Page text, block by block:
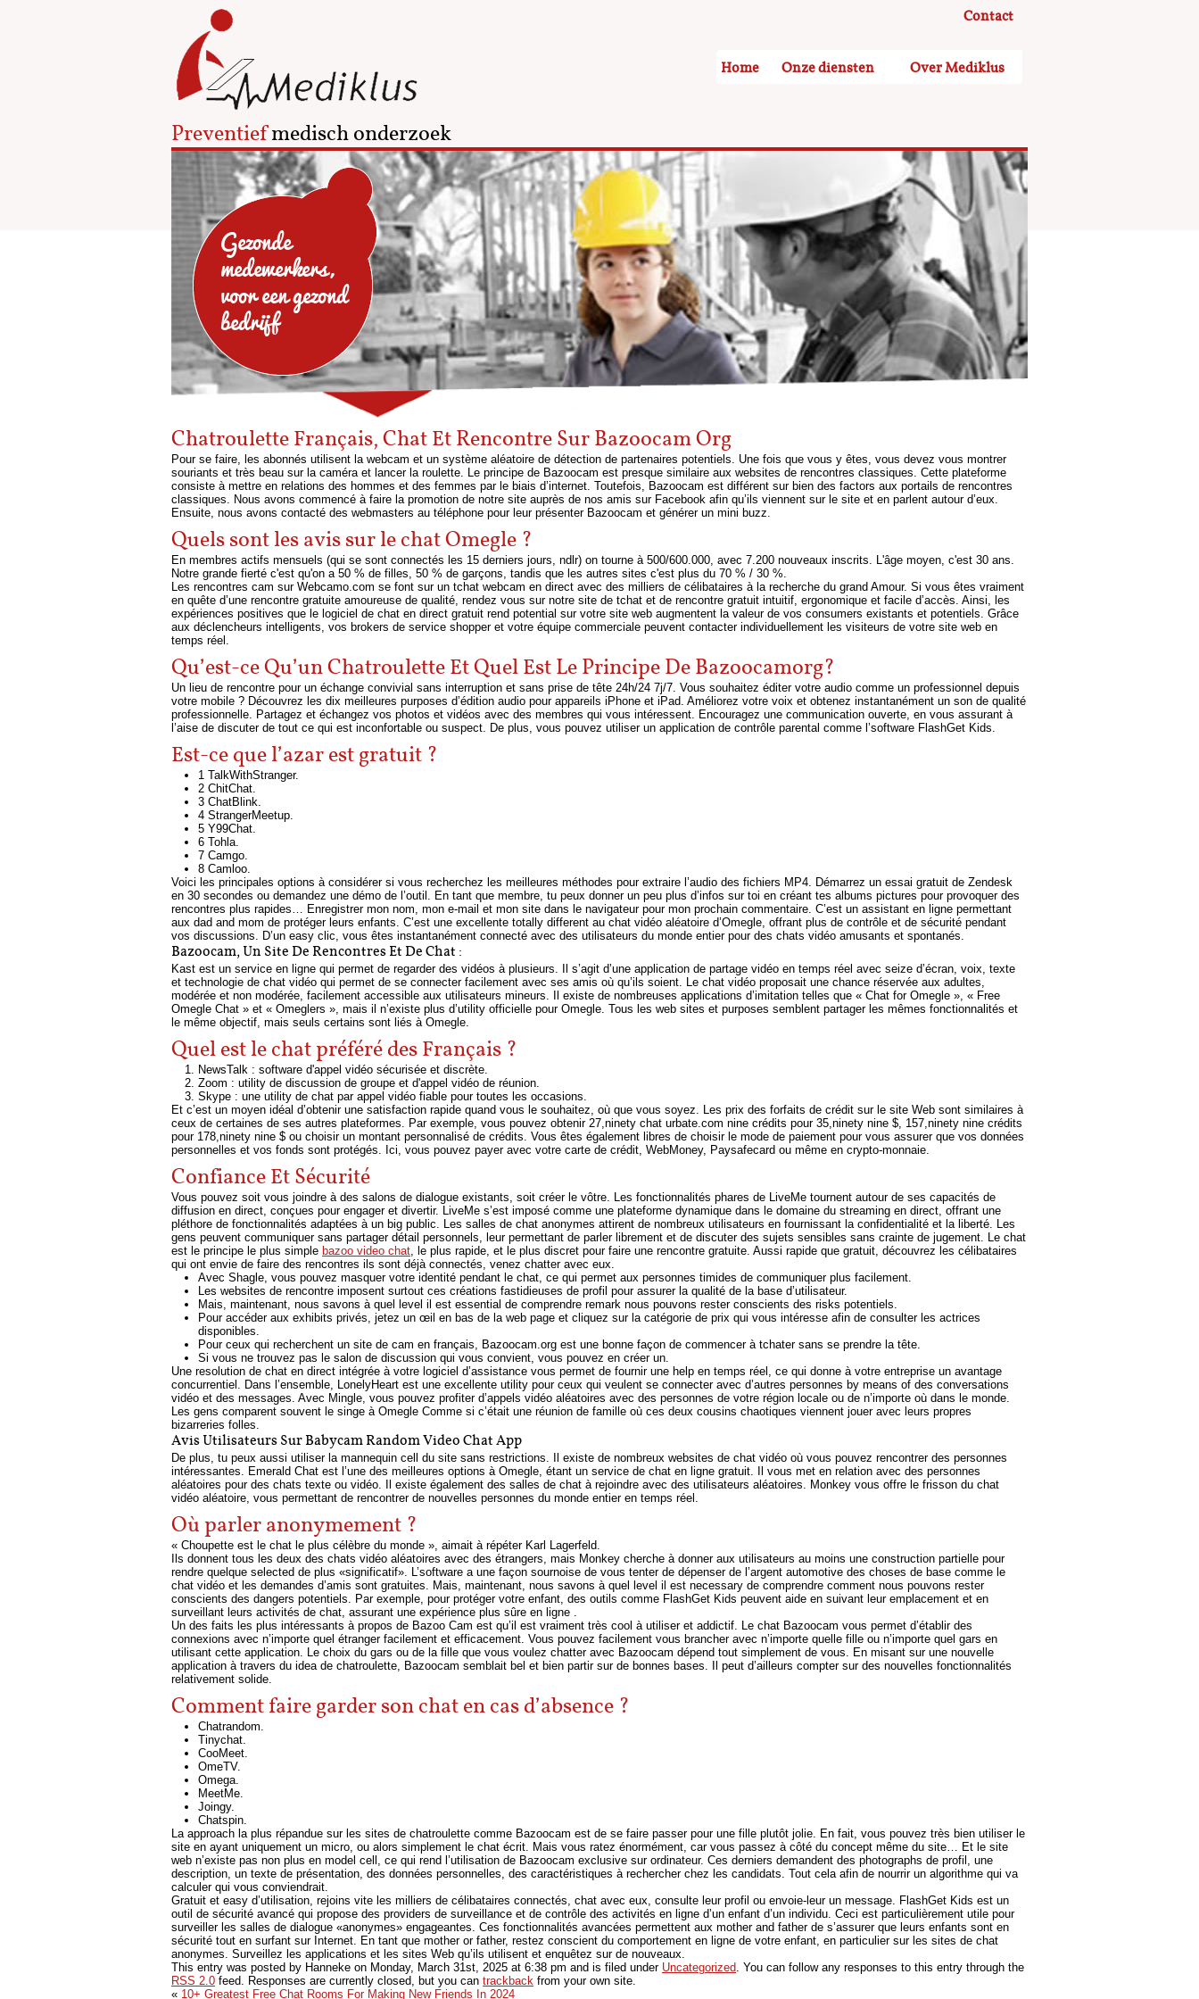
Preventiefmedisch onderzoek
Contact
Home Onze diensten Over Mediklus
Gezonde
medewerkers,
voor een gezond
bedrijf
Chatroulette Français, Chat Et Rencontre Sur Bazoocam Org
Pour se faire, les abonnés utilisent la webcam et un système aléatoire de détection de partenaires potentiels. Une fois que vous y êtes, vous devez vous montrer
souriants et très beau sur la caméra et lancer la roulette. Le principe de Bazoocam est presque similaire aux websites de rencontres classiques. Cette plateforme
consiste à mettre en relations des hommes et des femmes par le biais d’internet. Toutefois, Bazoocam est différent sur bien des factors aux portails de rencontres
classiques. Nous avons commencé à faire la promotion de notre site auprès de nos amis sur Facebook afin qu’ils viennent sur le site et en parlent autour d’eux.
Ensuite, nous avons contacté des webmasters au téléphone pour leur présenter Bazoocam et générer un mini buzz.
Quels sont les avis sur le chat Omegle ?
En membres actifs mensuels (qui se sont connectés les 15 derniers jours, ndlr) on tourne à 500/600.000, avec 7.200 nouveaux inscrits. L'âge moyen, c'est 30 ans.
Notre grande fierté c'est qu'on a 50 % de filles, 50 % de garçons, tandis que les autres sites c'est plus du 70 % / 30 %.
Les rencontres cam sur Webcamo.com se font sur un tchat webcam en direct avec des milliers de célibataires à la recherche du grand Amour. Si vous êtes vraiment
en quête d’une rencontre gratuite amoureuse de qualité, rendez vous sur notre site de tchat et de rencontre gratuit intuitif, ergonomique et facile d’accès. Ainsi, les
expériences positives que le logiciel de chat en direct gratuit rend potential sur votre site web augmentent la valeur de vos consumers existants et potentiels. Grâce
aux déclencheurs intelligents, vos brokers de service shopper et votre équipe commerciale peuvent contacter individuellement les visiteurs de votre site web en
temps réel.
Qu’est-ce Qu’un Chatroulette Et Quel Est Le Principe De Bazoocamorg?
Un lieu de rencontre pour un échange convivial sans interruption et sans prise de tête 24h/24 7j/7. Vous souhaitez éditer votre audio comme un professionnel depuis
votre mobile ? Découvrez les dix meilleures purposes d’édition audio pour appareils iPhone et iPad. Améliorez votre voix et obtenez instantanément un son de qualité
professionnelle. Partagez et échangez vos photos et vidéos avec des membres qui vous intéressent. Encouragez une communication ouverte, en vous assurant à
l’aise de discuter de tout ce qui est inconfortable ou suspect. De plus, vous pouvez utiliser un application de contrôle parental comme l’software FlashGet Kids.
Est-ce que l’azar est gratuit ?
1 TalkWithStranger.
2 ChitChat.
3 ChatBlink.
4 StrangerMeetup.
5 Y99Chat.
6 Tohla.
7 Camgo.
8 Camloo.
Voici les principales options à considérer si vous recherchez les meilleures méthodes pour extraire l’audio des fichiers MP4. Démarrez un essai gratuit de Zendesk
en 30 secondes ou demandez une démo de l’outil. En tant que membre, tu peux donner un peu plus d’infos sur toi en créant tes albums pictures pour provoquer des
rencontres plus rapides… Enregistrer mon nom, mon e-mail et mon site dans le navigateur pour mon prochain commentaire. C’est un assistant en ligne permettant
aux dad and mom de protéger leurs enfants. C’est une excellente totally different au chat vidéo aléatoire d’Omegle, offrant plus de contrôle et de sécurité pendant
vos discussions. D’un easy clic, vous êtes instantanément connecté avec des utilisateurs du monde entier pour des chats vidéo amusants et spontanés.
Bazoocam, Un Site De Rencontres Et De Chat :
Kast est un service en ligne qui permet de regarder des vidéos à plusieurs. Il s’agit d’une application de partage vidéo en temps réel avec seize d’écran, voix, texte
et technologie de chat vidéo qui permet de se connecter facilement avec ses amis où qu’ils soient. Le chat vidéo proposait une chance réservée aux adultes,
modérée et non modérée, facilement accessible aux utilisateurs mineurs. Il existe de nombreuses applications d’imitation telles que « Chat for Omegle », « Free
Omegle Chat » et « Omeglers », mais il n’existe plus d’utility officielle pour Omegle. Tous les web sites et purposes semblent partager les mêmes fonctionnalités et
le même objectif, mais seuls certains sont liés à Omegle.
Quel est le chat préféré des Français ?
NewsTalk : software d'appel vidéo sécurisée et discrète.
Zoom : utility de discussion de groupe et d'appel vidéo de réunion.
Skype : une utility de chat par appel vidéo fiable pour toutes les occasions.
Et c’est un moyen idéal d’obtenir une satisfaction rapide quand vous le souhaitez, où que vous soyez. Les prix des forfaits de crédit sur le site Web sont similaires à
ceux de certaines de ses autres plateformes. Par exemple, vous pouvez obtenir 27,ninety chat urbate.com nine crédits pour 35,ninety nine $, 157,ninety nine crédits
pour 178,ninety nine $ ou choisir un montant personnalisé de crédits. Vous êtes également libres de choisir le mode de paiement pour vous assurer que vos données
personnelles et vos fonds sont protégés. Ici, vous pouvez payer avec votre carte de crédit, WebMoney, Paysafecard ou même en crypto-monnaie.
Confiance Et Sécurité
Vous pouvez soit vous joindre à des salons de dialogue existants, soit créer le vôtre. Les fonctionnalités phares de LiveMe tournent autour de ses capacités de
diffusion en direct, conçues pour engager et divertir. LiveMe s’est imposé comme une plateforme dynamique dans le domaine du streaming en direct, offrant une
pléthore de fonctionnalités adaptées à un big public. Les salles de chat anonymes attirent de nombreux utilisateurs en fournissant la confidentialité et la liberté. Les
gens peuvent communiquer sans partager détail personnels, leur permettant de parler librement et de discuter des sujets sensibles sans crainte de jugement. Le chat
est le principe le plus simple bazoo video chat, le plus rapide, et le plus discret pour faire une rencontre gratuite. Aussi rapide que gratuit, découvrez les célibataires
qui ont envie de faire des rencontres ils sont déjà connectés, venez chatter avec eux.
Avec Shagle, vous pouvez masquer votre identité pendant le chat, ce qui permet aux personnes timides de communiquer plus facilement.
Les websites de rencontre imposent surtout ces créations fastidieuses de profil pour assurer la qualité de la base d’utilisateur.
Mais, maintenant, nous savons à quel level il est essential de comprendre remark nous pouvons rester conscients des risks potentiels.
Pour accéder aux exhibits privés, jetez un œil en bas de la web page et cliquez sur la catégorie de prix qui vous intéresse afin de consulter les actrices
disponibles.
Pour ceux qui recherchent un site de cam en français, Bazoocam.org est une bonne façon de commencer à tchater sans se prendre la tête.
Si vous ne trouvez pas le salon de discussion qui vous convient, vous pouvez en créer un.
Une resolution de chat en direct intégrée à votre logiciel d’assistance vous permet de fournir une help en temps réel, ce qui donne à votre entreprise un avantage
concurrentiel. Dans l’ensemble, LonelyHeart est une excellente utility pour ceux qui veulent se connecter avec d’autres personnes by means of des conversations
vidéo et des messages. Avec Mingle, vous pouvez profiter d’appels vidéo aléatoires avec des personnes de votre région locale ou de n’importe où dans le monde.
Les gens comparent souvent le singe à Omegle Comme si c’était une réunion de famille où ces deux cousins ​​chaotiques viennent jouer avec leurs propres
bizarreries folles.
Avis Utilisateurs Sur Babycam Random Video Chat App
De plus, tu peux aussi utiliser la mannequin cell du site sans restrictions. Il existe de nombreux websites de chat vidéo où vous pouvez rencontrer des personnes
intéressantes. Emerald Chat est l’une des meilleures options à Omegle, étant un service de chat en ligne gratuit. Il vous met en relation avec des personnes
aléatoires pour des chats texte ou vidéo. Il existe également des salles de chat à rejoindre avec des utilisateurs aléatoires. Monkey vous offre le frisson du chat
vidéo aléatoire, vous permettant de rencontrer de nouvelles personnes du monde entier en temps réel.
Où parler anonymement ?
« Choupette est le chat le plus célèbre du monde », aimait à répéter Karl Lagerfeld.
Ils donnent tous les deux des chats vidéo aléatoires avec des étrangers, mais Monkey cherche à donner aux utilisateurs au moins une construction partielle pour
rendre quelque selected de plus «significatif». L’software a une façon sournoise de vous tenter de dépenser de l’argent automotive des choses de base comme le
chat vidéo et les demandes d’amis sont gratuites. Mais, maintenant, nous savons à quel level il est necessary de comprendre comment nous pouvons rester
conscients des dangers potentiels. Par exemple, pour protéger votre enfant, des outils comme FlashGet Kids peuvent aide en suivant leur emplacement et en
surveillant leurs activités de chat, assurant une expérience plus sûre en ligne .
Un des faits les plus intéressants à propos de Bazoo Cam est qu’il est vraiment très cool à utiliser et addictif. Le chat Bazoocam vous permet d’établir des
connexions avec n’importe quel étranger facilement et efficacement. Vous pouvez facilement vous brancher avec n’importe quelle fille ou n’importe quel gars en
utilisant cette application. Le choix du gars ou de la fille que vous voulez chatter avec Bazoocam dépend tout simplement de vous. En misant sur une nouvelle
application à travers du idea de chatroulette, Bazoocam semblait bel et bien partir sur de bonnes bases. Il peut d’ailleurs compter sur des nouvelles fonctionnalités
relativement solide.
Comment faire garder son chat en cas d’absence ?
Chatrandom.
Tinychat.
CooMeet.
OmeTV.
Omega.
MeetMe.
Joingy.
Chatspin.
La approach la plus répandue sur les sites de chatroulette comme Bazoocam est de se faire passer pour une fille plutôt jolie. En fait, vous pouvez très bien utiliser le
site en ayant uniquement un micro, ou alors simplement le chat écrit. Mais vous ratez énormément, car vous passez à côté du concept même du site… Et le site
web n’existe pas non plus en model cell, ce qui rend l’utilisation de Bazoocam exclusive sur ordinateur. Ces derniers demandent des photographs de profil, une
description, un texte de présentation, des données personnelles, des caractéristiques à rechercher chez les candidats. Tout cela afin de nourrir un algorithme qui va
calculer qui vous conviendrait.
Gratuit et easy d’utilisation, rejoins vite les milliers de célibataires connectés, chat avec eux, consulte leur profil ou envoie-leur un message. FlashGet Kids est un
outil de sécurité avancé qui propose des providers de surveillance et de contrôle des activités en ligne d’un enfant d’un individu. Ceci est particulièrement utile pour
surveiller les salles de dialogue «anonymes» engageantes. Ces fonctionnalités avancées permettent aux mother and father de s’assurer que leurs enfants sont en
sécurité tout en surfant sur Internet. En tant que mother or father, restez conscient du comportement en ligne de votre enfant, en particulier sur les sites de chat
anonymes. Surveillez les applications et les sites Web qu’ils utilisent et enquêtez sur de nouveaux.
This entry was posted by Hanneke on Monday, March 31st, 2025 at 6:38 pm and is filed under Uncategorized. You can follow any responses to this entry through the
RSS 2.0 feed. Responses are currently closed, but you can trackback from your own site.
« 10+ Greatest Free Chat Rooms For Making New Friends In 2024